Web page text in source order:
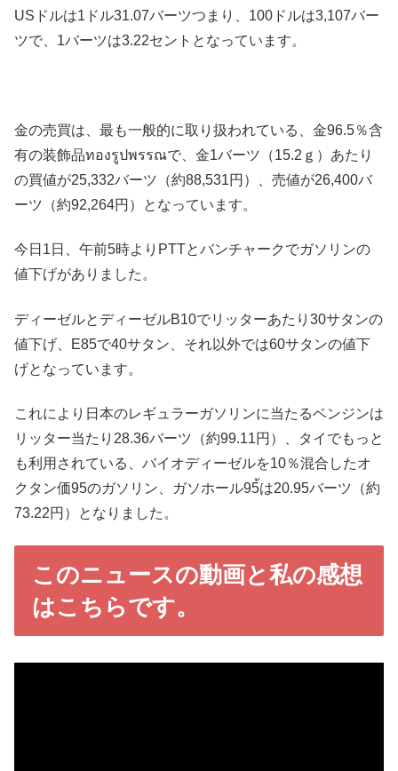
USドルは1ドル31.07バーツつまり、100ドルは3,107バー
ツで、1バーツは3.22セントとなっています。
金の売買は、最も一般的に取り扱われている、金96.5％含
有の装飾品ทองรูปพรรณで、金1バーツ（15.2ｇ）あたり
の買値が25,332バーツ（約88,531円）、売値が26,400バ
ーツ（約92,264円）となっています。
今日1日、午前5時よりPTTとバンチャークでガソリンの
値下げがありました。
ディーゼルとディーゼルB10でリッターあたり30サタンの
値下げ、E85で40サタン、それ以外では60サタンの値下
げとなっています。
これにより日本のレギュラーガソリンに当たるベンジンは
リッター当たり28.36バーツ（約99.11円）、タイでもっと
も利用されている、バイオディーゼルを10％混合したオ
クタン価95のガソリン、ガソホール95้は20.95バーツ（約
73.22円）となりました。
このニュースの動画と私の感想
はこちらです。